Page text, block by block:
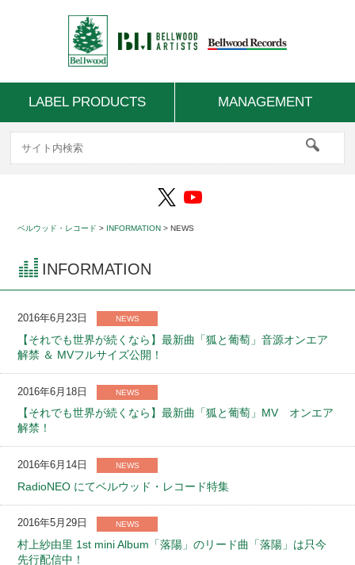
LABEL PRODUCTS MANAGEMENT
ベルウッド・レコード > INFORMATION >NEWS
INFORMATION
2016年6月23日 NEWS
【それでも世界が続くなら】最新曲「狐と葡萄」音源オンエア
解禁 ＆ MVフルサイズ公開！
2016年6月18日 NEWS
【それでも世界が続くなら】最新曲「狐と葡萄」MV オンエア
解禁！
2016年6月14日 NEWS
RadioNEO にてベルウッド・レコード特集
2016年5月29日 NEWS
村上紗由里 1st mini Album「落陽」のリード曲「落陽」は只今
先行配信中！